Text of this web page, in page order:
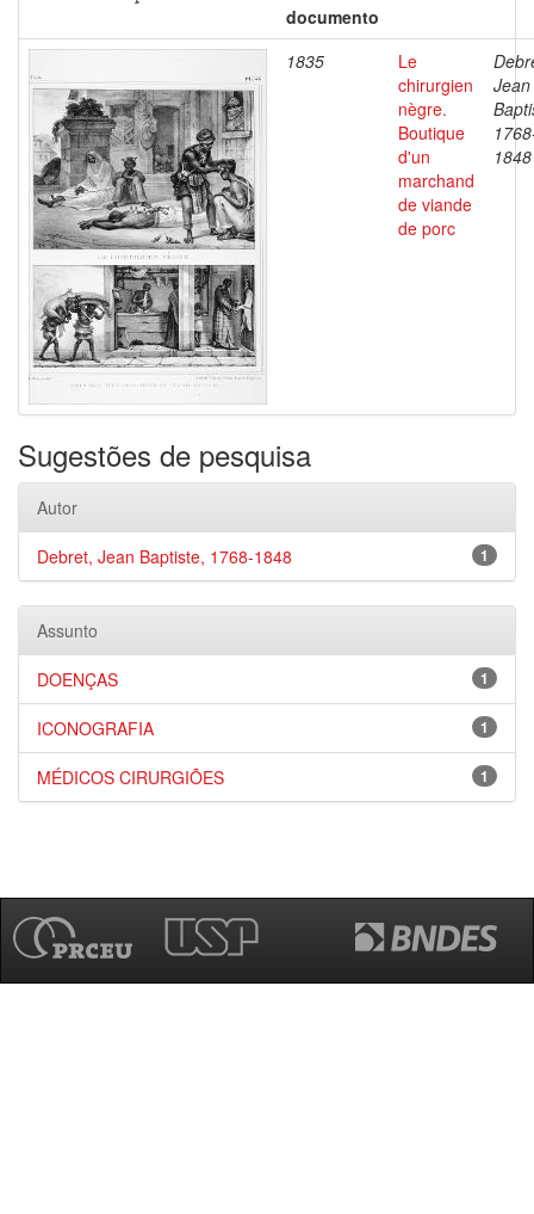
documento
1835
Le
chirurgien
nègre.
Boutique
d'un
marchand
de viande
de porc
Jean
1848
Sugestões de pesquisa
Autor
1
Debret, Jean Baptiste, 1768-1848
Assunto
1
DOENÇAS
1
ICONOGRAFIA
1
MÉDICOS CIRURGIÕES